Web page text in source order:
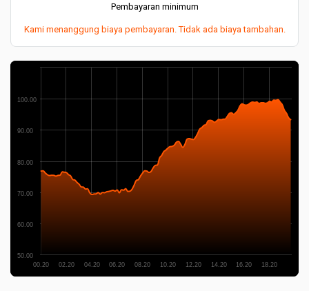
Pembayaran minimum
Kami menanggung biaya pembayaran. Tidak ada biaya tambahan.
00.20 02.20 04.20 06.20 08.20 10.20 12.20 14.20 16.20 18.20
50.00
60.00
70.00
80.00
90.00
100.00